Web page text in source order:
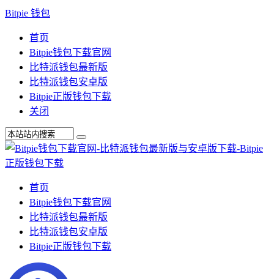
Bitpie 钱包
首页
Bitpie钱包下载官网
比特派钱包最新版
比特派钱包安卓版
Bitpie正版钱包下载
关闭
首页
Bitpie钱包下载官网
比特派钱包最新版
比特派钱包安卓版
Bitpie正版钱包下载